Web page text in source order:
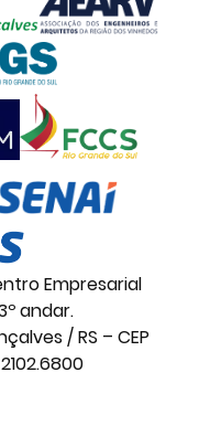
Empresarial
andar.
/ RS – CEP